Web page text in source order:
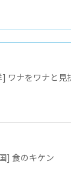
ワナをワナと見
] 食のキケン